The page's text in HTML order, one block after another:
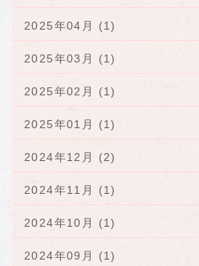
2025年04月 (1)
2025年03月 (1)
2025年02月 (1)
2025年01月 (1)
2024年12月 (2)
2024年11月 (1)
2024年10月 (1)
2024年09月 (1)